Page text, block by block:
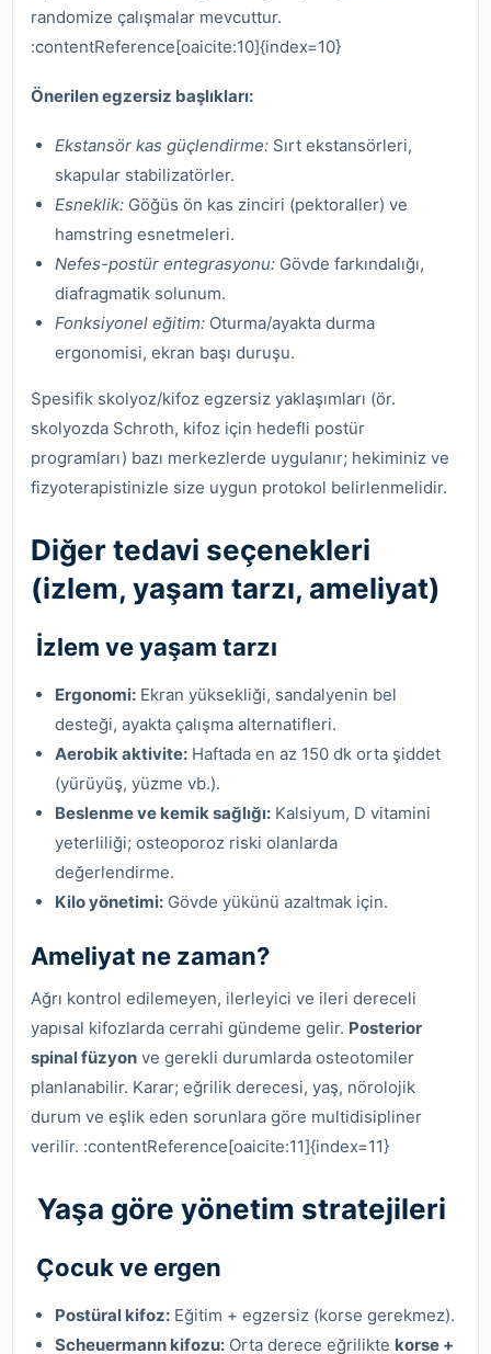
randomize çalışmalar mevcuttur.
:contentReference[oaicite:10]{index=10}
Önerilen egzersiz başlıkları:
Ekstansör kas güçlendirme: Sırt ekstansörleri,
skapular stabilizatörler.
Esneklik: Göğüs ön kas zinciri (pektoraller) ve
hamstring esnetmeleri.
Nefes-postür entegrasyonu: Gövde farkındalığı,
diafragmatik solunum.
Fonksiyonel eğitim: Oturma/ayakta durma
ergonomisi, ekran başı duruşu.
Spesifik skolyoz/kifoz egzersiz yaklaşımları (ör.
skolyozda Schroth, kifoz için hedefli postür
programları) bazı merkezlerde uygulanır; hekiminiz ve
fizyoterapistinizle size uygun protokol belirlenmelidir.
Diğer tedavi seçenekleri
(izlem, yaşam tarzı, ameliyat)
İzlem ve yaşam tarzı
Ergonomi: Ekran yüksekliği, sandalyenin bel
desteği, ayakta çalışma alternatifleri.
Aerobik aktivite: Haftada en az 150 dk orta şiddet
(yürüyüş, yüzme vb.).
Beslenme ve kemik sağlığı: Kalsiyum, D vitamini
yeterliliği; osteoporoz riski olanlarda
değerlendirme.
Kilo yönetimi: Gövde yükünü azaltmak için.
Ameliyat ne zaman?
Ağrı kontrol edilemeyen, ilerleyici ve ileri dereceli
yapısal kifozlarda cerrahi gündeme gelir. Posterior
spinal füzyon ve gerekli durumlarda osteotomiler
planlanabilir. Karar; eğrilik derecesi, yaş, nörolojik
durum ve eşlik eden sorunlara göre multidisipliner
verilir. :contentReference[oaicite:11]{index=11}
Yaşa göre yönetim stratejileri
Çocuk ve ergen
Postüral kifoz: Eğitim + egzersiz (korse gerekmez).
Scheuermann kifozu: Orta derece eğrilikte korse +